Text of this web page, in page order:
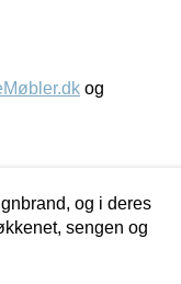
og
og i deres
sengen og